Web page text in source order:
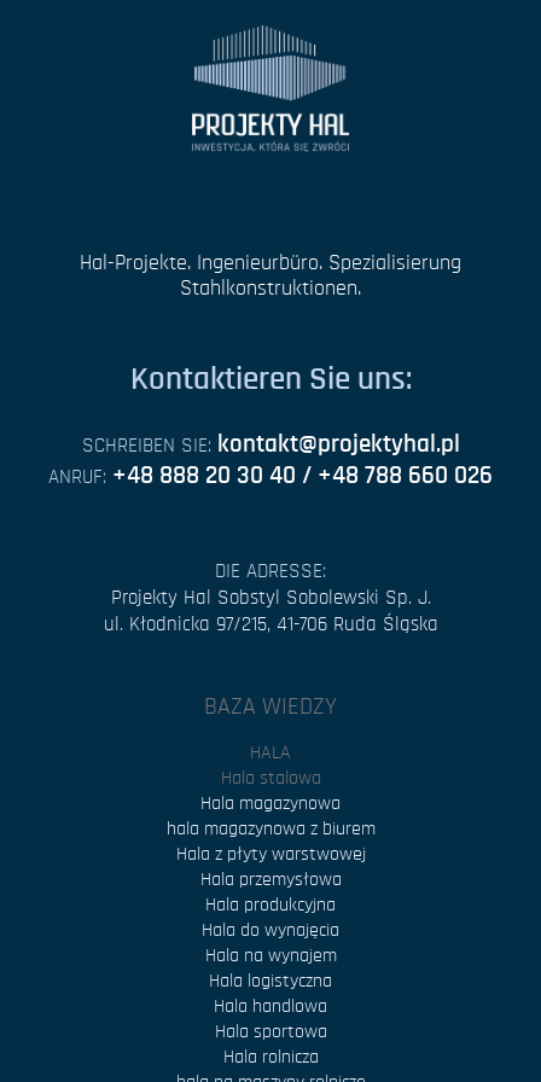
Hal-Projekte. Ingenieurbüro. Spezialisierung
Stahlkonstruktionen.
Kontaktieren Sie uns:
SCHREIBEN SIE: kontakt@projektyhal.pl
ANRUF: +48 888 20 30 40 / +48 788 660 026
DIE ADRESSE:
Projekty Hal Sobstyl Sobolewski Sp. J.
ul. Kłodnicka 97/215, 41-706 Ruda Śląska
BAZA WIEDZY
HALA
Hala stalowa
Hala magazynowa
hala magazynowa z biurem
Hala z płyty warstwowej
Hala przemysłowa
Hala produkcyjna
Hala do wynajęcia
Hala na wynajem
Hala logistyczna
Hala handlowa
Hala sportowa
Hala rolnicza